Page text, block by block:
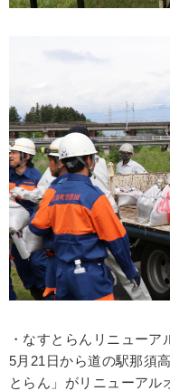
・なすとらんリニューア
5月21日から道の駅那須
とらん」がリニューアル